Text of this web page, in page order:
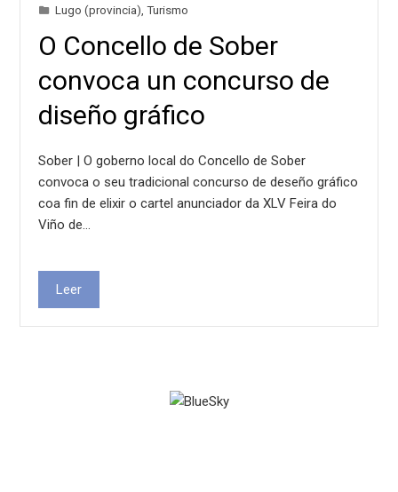
Lugo (provincia) ,Turismo
O Concello de Sober
convoca un concurso de
diseño gráfico
Sober | O goberno local do Concello de Sober
convoca o seu tradicional concurso de deseño gráfico
coa fin de elixir o cartel anunciador da XLV Feira do
Viño de…
Leer